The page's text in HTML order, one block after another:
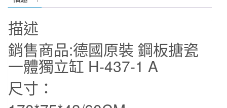
瓷
體
獨
缸
描述
銷售商品:德國原裝 鋼板搪瓷
一體獨立缸 H-437-1 A
尺寸：